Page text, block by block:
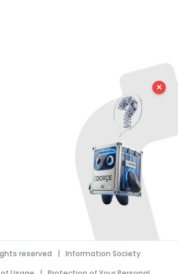
reserved | Information Society
✕